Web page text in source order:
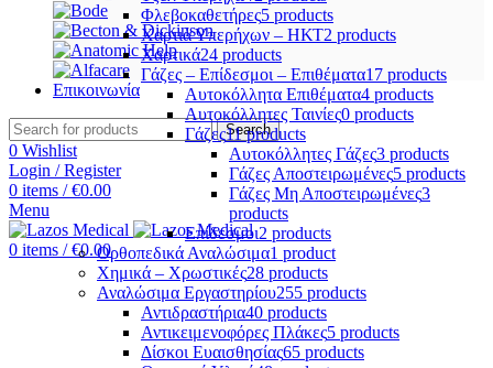
Επικοινωνία
Search
0 Wishlist
Login / Register
0 items / €0.00
Menu
0 items / €0.00
Φλεβοκαθετήρες5 products
Χαρτιά Υπερήχων – ΗΚΤ2 products
Χαρτικά24 products
Γάζες – Επίδεσμοι – Επιθέματα17 products
Αυτοκόλλητα Επιθέματα4 products
Αυτοκόλλητες Ταινίες0 products
Γάζες11 products
Αυτοκόλλητες Γάζες3 products
Γάζες Αποστειρωμένες5 products
Γάζες Μη Αποστειρωμένες3
products
Επίδεσμοι2 products
Ορθοπεδικά Αναλώσιμα1 product
Χημικά – Χρωστικές28 products
Αναλώσιμα Εργαστηρίου255 products
Αντιδραστήρια40 products
Αντικειμενοφόρες Πλάκες5 products
Δίσκοι Ευαισθησίας65 products